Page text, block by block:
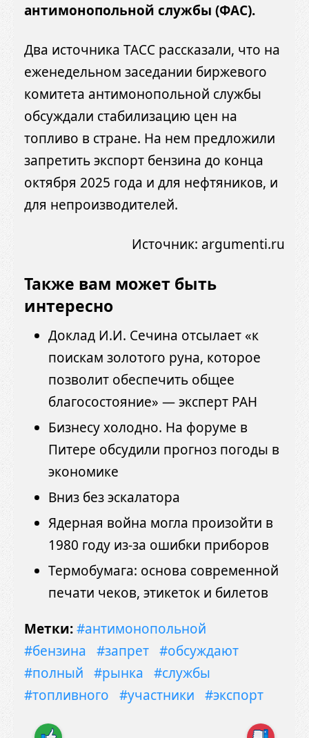
антимонопольной службы (ФАС).
Два источника ТАСС рассказали, что на
еженедельном заседании биржевого
комитета антимонопольной службы
обсуждали стабилизацию цен на
топливо в стране. На нем предложили
запретить экспорт бензина до конца
октября 2025 года и для нефтяников, и
для непроизводителей.
Источник: argumenti.ru
Также вам может быть
интересно
Доклад И.И. Сечина отсылает «к
поискам золотого руна, которое
позволит обеспечить общее
благосостояние» — эксперт РАН
Бизнесу холодно. На форуме в
Питере обсудили прогноз погоды в
экономике
Вниз без эскалатора
Ядерная война могла произойти в
1980 году из-за ошибки приборов
Термобумага: основа современной
печати чеков, этикеток и билетов
Метки:#антимонопольной
#бензина
#запрет #обсуждают
#полный
#рынка
#службы
#топливного
#участники #экспорт